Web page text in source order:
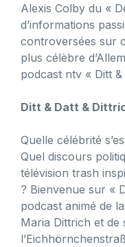
Alexis Colby du «
d’informations
controversées sur
plus célèbre
podcast ntv « Ditt
Ditt & Datt &
Quelle célébrité
Quel discours
télévision trash
? Bienvenue sur «
podcast animé de
Maria Dittrich et de